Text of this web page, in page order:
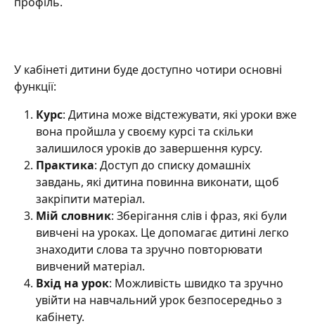
​У кабінеті дитини буде доступно чотири основні
функції:
Курс: Дитина може відстежувати, які уроки вже
вона пройшла у своєму курсі та скільки
залишилося уроків до завершення курсу.
Практика: Доступ до списку домашніх
завдань, які дитина повинна виконати, щоб
закріпити матеріал.
Мій словник: Зберігання слів і фраз, які були
вивчені на уроках. Це допомагає дитині легко
знаходити слова та зручно повторювати
вивчений матеріал.
Вхід на урок: Можливість швидко та зручно
увійти на навчальний урок безпосередньо з
кабінету.